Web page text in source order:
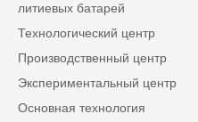
литиевых батарей
Технологический центр
Производственный центр
Экспериментальный центр
Основная технология